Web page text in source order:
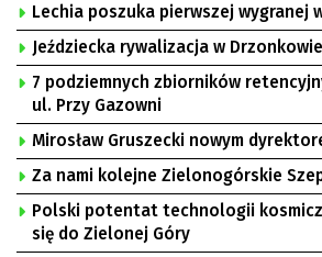
Lechia poszuka pierwszej wygranej
Jeździecka rywalizacja w Drzonkowie
7 podziemnych zbiorników
ul. Przy Gazowni
Mirosław Gruszecki nowym
Za nami kolejne Zielonogórskie
Polski potentat technologii
się do Zielonej Góry